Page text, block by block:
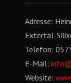
Adresse:
Extertal-
Telefon:
E-Mail:
Website: